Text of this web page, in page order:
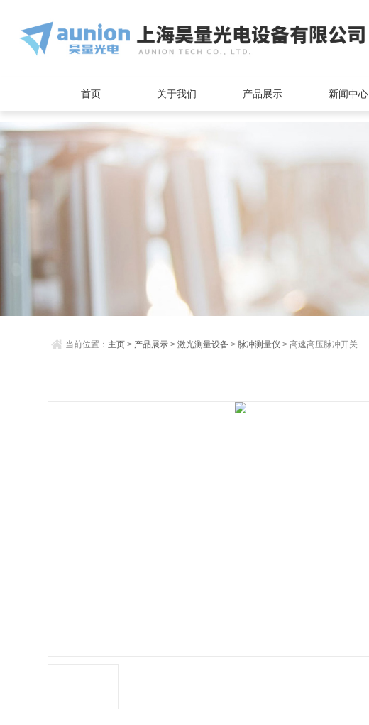
首页 关于我们 产品展示 新闻中心
当前位置： 主页 > 产品展示 >激光测量设备 > 脉冲测量仪 > 高速高压脉冲开关